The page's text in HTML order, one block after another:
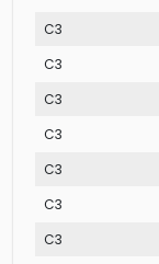
C3
C3
C3
C3
C3
C3
C3